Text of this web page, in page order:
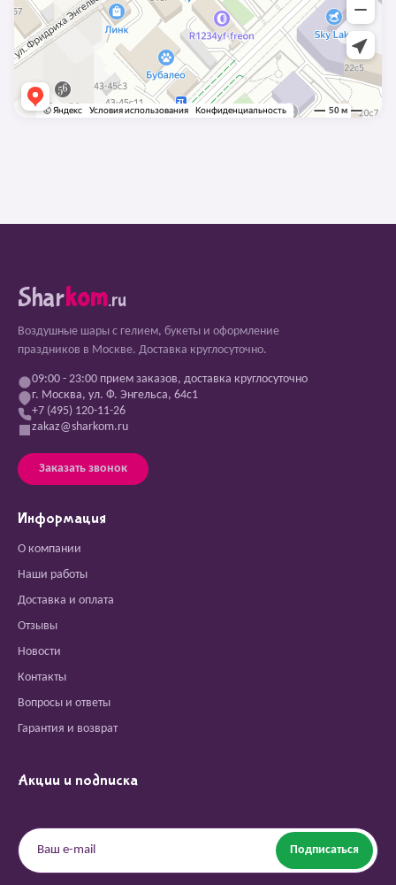
Sharkom.ru
Воздушные шары с гелием, букеты и оформление
праздников в Москве. Доставка круглосуточно.
09:00 - 23:00 прием заказов, доставка круглосуточно
г. Москва, ул. Ф. Энгельса, 64с1
+7 (495) 120-11-26
zakaz@sharkom.ru
Заказать звонок
Информация
О компании
Наши работы
Доставка и оплата
Отзывы
Новости
Контакты
Вопросы и ответы
Гарантия и возврат
Акции и подписка
Подписаться